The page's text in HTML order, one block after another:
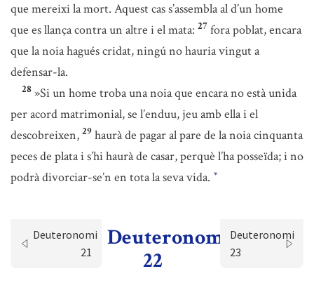
que mereixi la mort. Aquest cas s’assembla al d’un home
que es llança contra un altre i el mata: 27 fora poblat, encara
que la noia hagués cridat, ningú no hauria vingut a
defensar-la.
28 »Si un home troba una noia que encara no està unida
per acord matrimonial, se l’enduu, jeu amb ella i el
descobreixen, 29 haurà de pagar al pare de la noia cinquanta
peces de plata i s’hi haurà de casar, perquè l’ha posseïda; i no
podrà divorciar-se’n en tota la seva vida. *
Deuteronomi
21
Deuteronomi
22
Deuteronomi
23